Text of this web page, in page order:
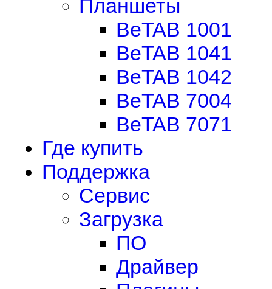
Планшеты
BeTAB 1001
BeTAB 1041
BeTAB 1042
BeTAB 7004
BeTAB 7071
Где купить
Поддержка
Сервис
Загрузка
ПО
Драйвер